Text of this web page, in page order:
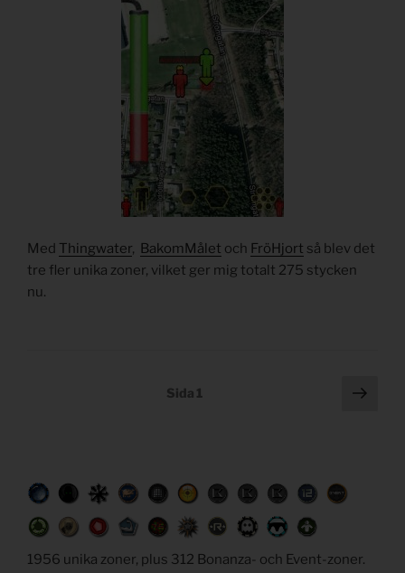
Med Thingwater, BakomMålet och FröHjort så blev det
tre fler unika zoner, vilket ger mig totalt 275 stycken
nu.
Sida 1
1956 unika zoner, plus 312 Bonanza- och Event-zoner.